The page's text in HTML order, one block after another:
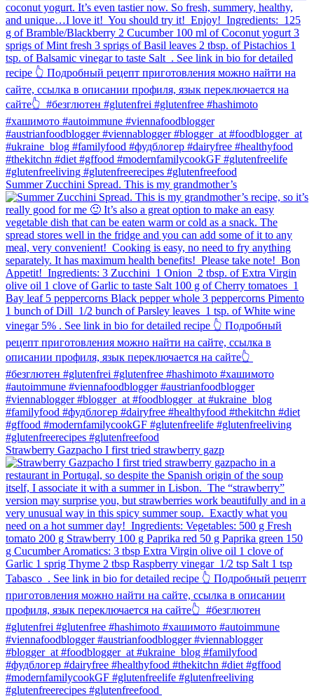
Summer Zucchini Spread.⁠ This is my grandmother’s
Strawberry Gazpacho⁠ I first tried strawberry gazp